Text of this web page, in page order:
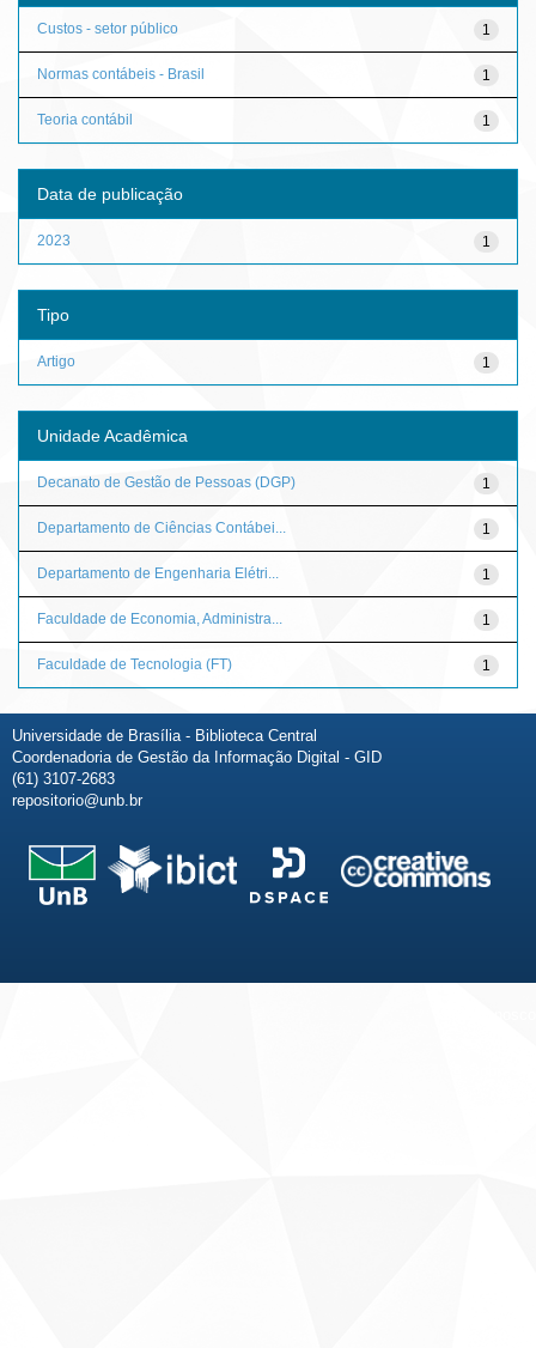
1
Custos - setor público
1
Normas contábeis - Brasil
1
Teoria contábil
Data de publicação
1
2023
Tipo
1
Artigo
Unidade Acadêmica
1
Decanato de Gestão de Pessoas (DGP)
1
Departamento de Ciências Contábei...
1
Departamento de Engenharia Elétri...
1
Faculdade de Economia, Administra...
1
Faculdade de Tecnologia (FT)
Universidade de Brasília - Biblioteca Central
Coordenadoria de Gestão da Informação Digital - GID
(61) 3107-2683
repositorio@unb.br